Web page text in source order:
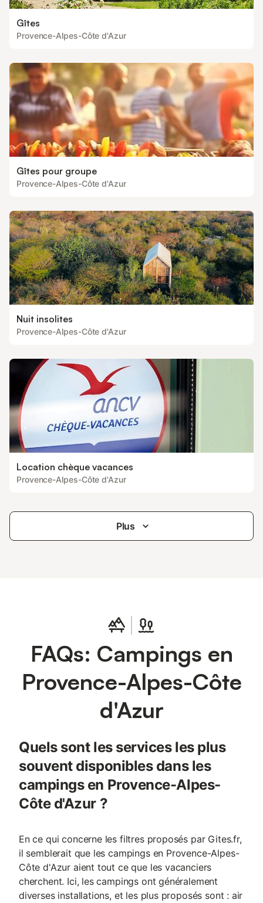
Gîtes
Provence-Alpes-Côte d'Azur
Gîtes pour groupe
Provence-Alpes-Côte d'Azur
Nuit insolites
Provence-Alpes-Côte d'Azur
Location chèque vacances
Provence-Alpes-Côte d'Azur
Plus
FAQs: Campings en
Provence-Alpes-Côte
d'Azur
Quels sont les services les plus
souvent disponibles dans les
campings en Provence-Alpes-
Côte d'Azur ?
En ce qui concerne les filtres proposés par Gites.fr,
il semblerait que les campings en Provence-Alpes-
Côte d'Azur aient tout ce que les vacanciers
cherchent. Ici, les campings ont généralement
diverses installations, et les plus proposés sont : air